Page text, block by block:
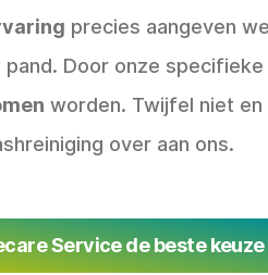
precies aangeven
Door onze
worden. Twijfel niet en
over aan ons.
Service de beste keuze